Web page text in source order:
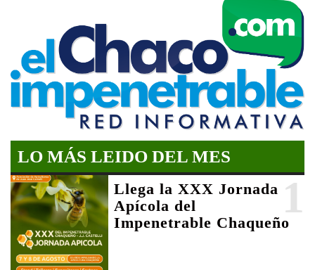
LO MÁS LEIDO DEL MES
1
Llega la XXX Jornada
Apícola del
Impenetrable Chaqueño